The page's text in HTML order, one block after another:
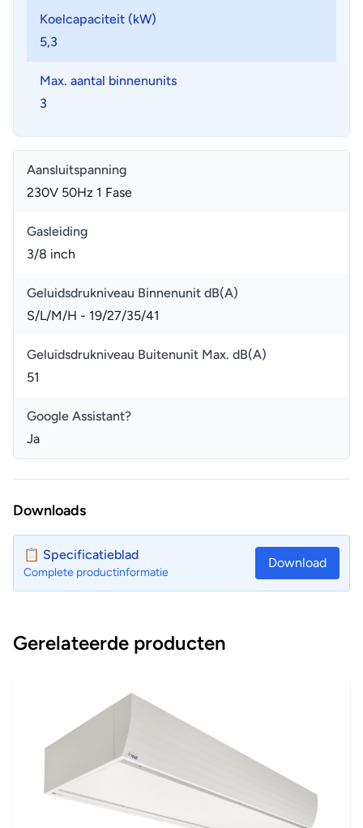
Koelcapaciteit (kW)
5,3
Max. aantal binnenunits
3
Aansluitspanning
230V 50Hz 1 Fase
Gasleiding
3/8 inch
Geluidsdrukniveau Binnenunit dB(A)
S/L/M/H - 19/27/35/41
Geluidsdrukniveau Buitenunit Max. dB(A)
51
Google Assistant?
Ja
Downloads
📋 Specificatieblad
Complete productinformatie
Download
Gerelateerde producten